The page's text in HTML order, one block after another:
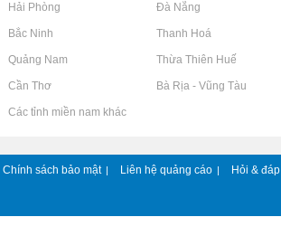
Hải Phòng Rao vặt tại Đà Nẵng
Bắc Ninh Rao vặt tại Thanh Hoá
Quảng Nam Rao vặt tại Thừa Thiên Huế
Cần Thơ Rao vặt tại Bà Rịa - Vũng Tàu
Các tỉnh miền nam khác
Chính sách bảo mật | Liên hệ quảng cáo | Hỏi & đáp